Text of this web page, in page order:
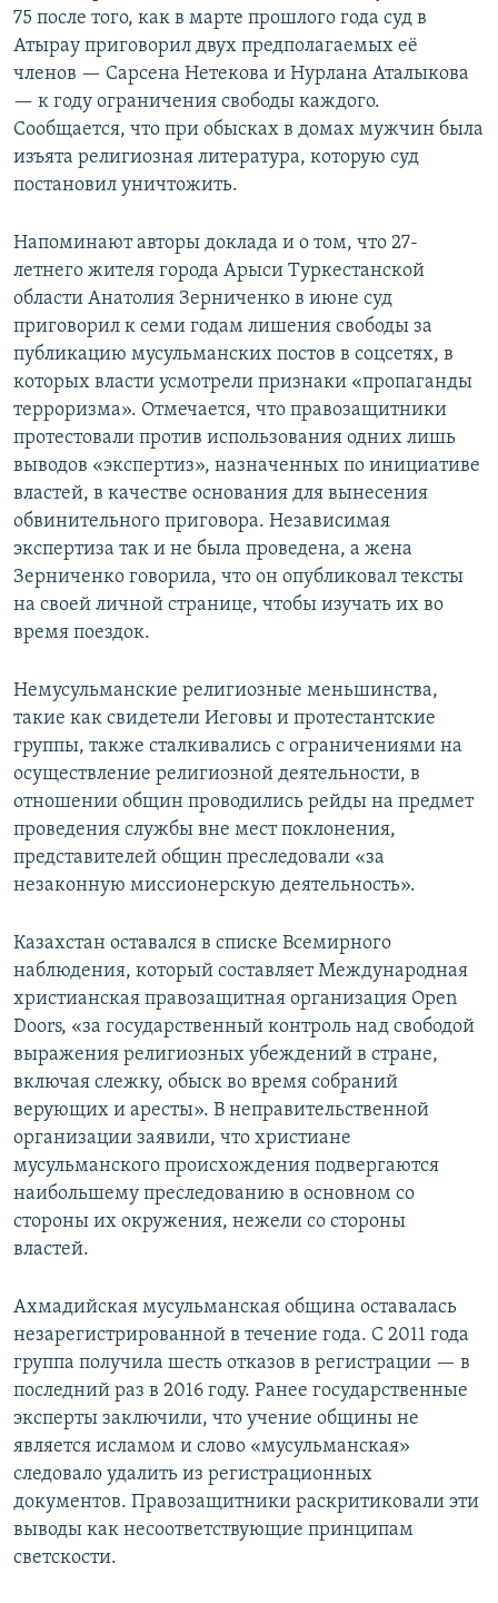
75 после того, как в марте прошлого года суд в
Атырау приговорил двух предполагаемых её
членов — Сарсена Нетекова и Нурлана Аталыкова
— к году ограничения свободы каждого.
Сообщается, что при обысках в домах мужчин была
изъята религиозная литература, которую суд
постановил уничтожить.
Напоминают авторы доклада и о том, что 27-
летнего жителя города Арыси Туркестанской
области Анатолия Зерниченко в июне суд
приговорил к семи годам лишения свободы за
публикацию мусульманских постов в соцсетях, в
которых власти усмотрели признаки «пропаганды
терроризма». Отмечается, что правозащитники
протестовали против использования одних лишь
выводов «экспертиз», назначенных по инициативе
властей, в качестве основания для вынесения
обвинительного приговора. Независимая
экспертиза так и не была проведена, а жена
Зерниченко говорила, что он опубликовал тексты
на своей личной странице, чтобы изучать их во
время поездок.
Немусульманские религиозные меньшинства,
такие как свидетели Иеговы и протестантские
группы, также сталкивались с ограничениями на
осуществление религиозной деятельности, в
отношении общин проводились рейды на предмет
проведения службы вне мест поклонения,
представителей общин преследовали «за
незаконную миссионерскую деятельность».
Казахстан оставался в списке Всемирного
наблюдения, который составляет Международная
христианская правозащитная организация Open
Doors, «за государственный контроль над свободой
выражения религиозных убеждений в стране,
включая слежку, обыск во время собраний
верующих и аресты». В неправительственной
организации заявили, что христиане
мусульманского происхождения подвергаются
наибольшему преследованию в основном со
стороны их окружения, нежели со стороны
властей.
Ахмадийская мусульманская община оставалась
незарегистрированной в течение года. С 2011 года
группа получила шесть отказов в регистрации — в
последний раз в 2016 году. Ранее государственные
эксперты заключили, что учение общины не
является исламом и слово «мусульманская»
следовало удалить из регистрационных
документов. Правозащитники раскритиковали эти
выводы как несоответствующие принципам
светскости.